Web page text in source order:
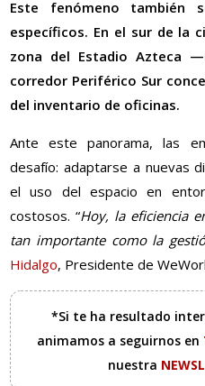
Este fenómeno también
específicos. En el sur de la
zona del Estadio Azteca
corredor Periférico Sur
del inventario de oficinas.
Ante este panorama, las
desafío: adaptarse a nuevas
el uso del espacio en
costosos. “Hoy, la eficiencia
tan importante como la
Hidalgo, Presidente de
*Si te ha resultado
animamos a seguirnos en
nuestra